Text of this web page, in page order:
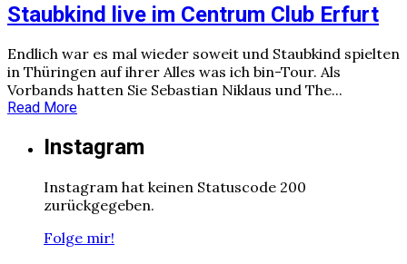
Staubkind live im Centrum Club Erfurt
Endlich war es mal wieder soweit und Staubkind spielten
in Thüringen auf ihrer Alles was ich bin-Tour. Als
Vorbands hatten Sie Sebastian Niklaus und The...
Read More
Instagram
Instagram hat keinen Statuscode 200
zurückgegeben.
Folge mir!